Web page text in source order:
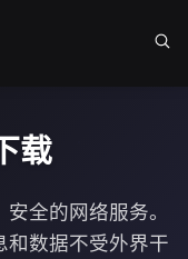
载
全的网络服务。
数据不受外界干